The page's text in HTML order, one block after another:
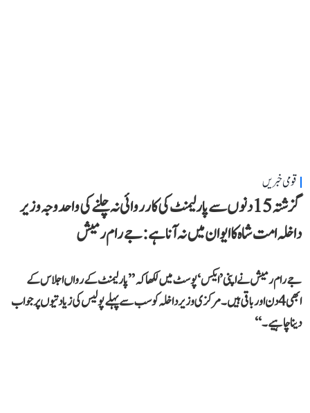
قومی خبریں
گزشتہ 15 دنوں سے پارلیمنٹ کی کارروائی نہ چلنے کی واحد وجہ وزیر
داخلہ امت شاہ کا ایوان میں نہ آنا ہے: جے رام رمیش
جے رام رمیش نے اپنی ’ایکس‘ پوسٹ میں لکھا کہ ’’پارلیمنٹ کے رواں اجلاس کے
ابھی 4 دن اور باقی ہیں۔ مرکزی وزیر داخلہ کو سب سے پہلے پولیس کی زیادتیوں پر جواب
دینا چاہیے۔‘‘